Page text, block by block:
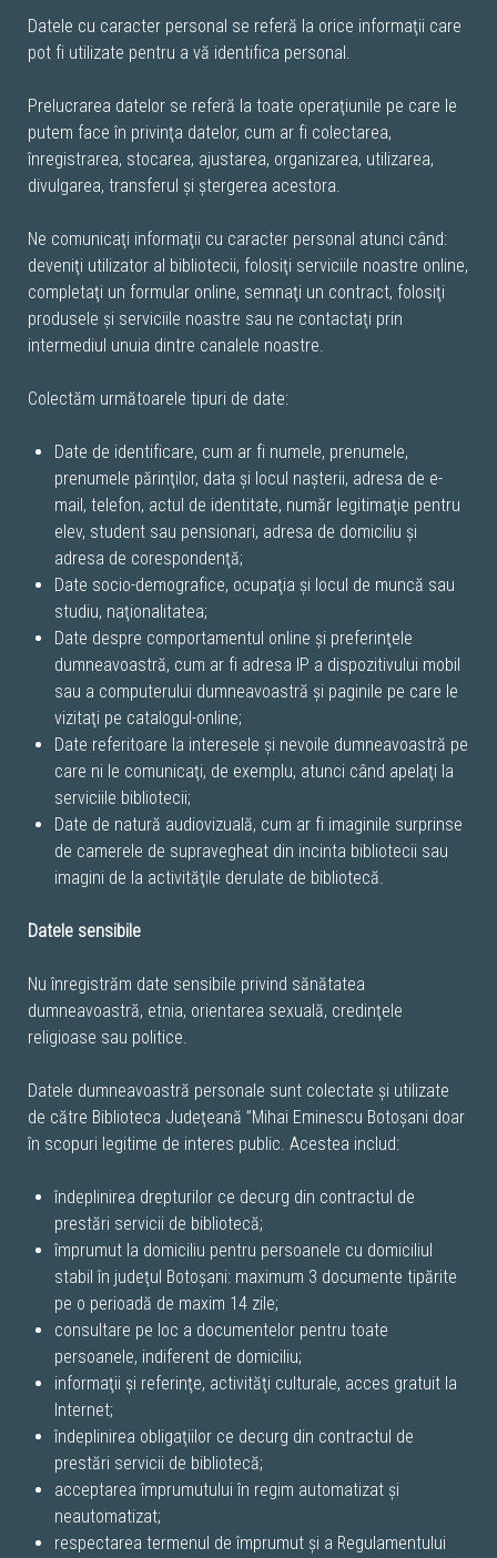
Datele cu caracter personal se referă la orice informaţii care
pot fi utilizate pentru a vă identifica personal.
Prelucrarea datelor se referă la toate operaţiunile pe care le
putem face în privinţa datelor, cum ar fi colectarea,
înregistrarea, stocarea, ajustarea, organizarea, utilizarea,
divulgarea, transferul şi ştergerea acestora.
Ne comunicaţi informaţii cu caracter personal atunci când:
deveniţi utilizator al bibliotecii, folosiţi serviciile noastre online,
completaţi un formular online, semnaţi un contract, folosiţi
produsele şi serviciile noastre sau ne contactaţi prin
intermediul unuia dintre canalele noastre.
Colectăm următoarele tipuri de date:
Date de identificare, cum ar fi numele, prenumele,
prenumele părinţilor, data şi locul naşterii, adresa de e-
mail, telefon, actul de identitate, număr legitimaţie pentru
elev, student sau pensionari, adresa de domiciliu şi
adresa de corespondenţă;
Date socio-demografice, ocupaţia şi locul de muncă sau
studiu, naţionalitatea;
Date despre comportamentul online şi preferinţele
dumneavoastră, cum ar fi adresa IP a dispozitivului mobil
sau a computerului dumneavoastră şi paginile pe care le
vizitaţi pe catalogul-online;
Date referitoare la interesele şi nevoile dumneavoastră pe
care ni le comunicaţi, de exemplu, atunci când apelaţi la
serviciile bibliotecii;
Date de natură audiovizuală, cum ar fi imaginile surprinse
de camerele de supravegheat din incinta bibliotecii sau
imagini de la activităţile derulate de bibliotecă.
Datele sensibile
Nu înregistrăm date sensibile privind sănătatea
dumneavoastră, etnia, orientarea sexuală, credinţele
religioase sau politice.
Datele dumneavoastră personale sunt colectate şi utilizate
de către Biblioteca Judeţeană ”Mihai Eminescu Botoșani doar
în scopuri legitime de interes public. Acestea includ:
îndeplinirea drepturilor ce decurg din contractul de
prestări servicii de bibliotecă;
împrumut la domiciliu pentru persoanele cu domiciliul
stabil în judeţul Botoșani: maximum 3 documente tipărite
pe o perioadă de maxim 14 zile;
consultare pe loc a documentelor pentru toate
persoanele, indiferent de domiciliu;
informaţii şi referinţe, activităţi culturale, acces gratuit la
Internet;
îndeplinirea obligaţiilor ce decurg din contractul de
prestări servicii de bibliotecă;
acceptarea împrumutului în regim automatizat şi
neautomatizat;
respectarea termenul de împrumut şi a Regulamentului